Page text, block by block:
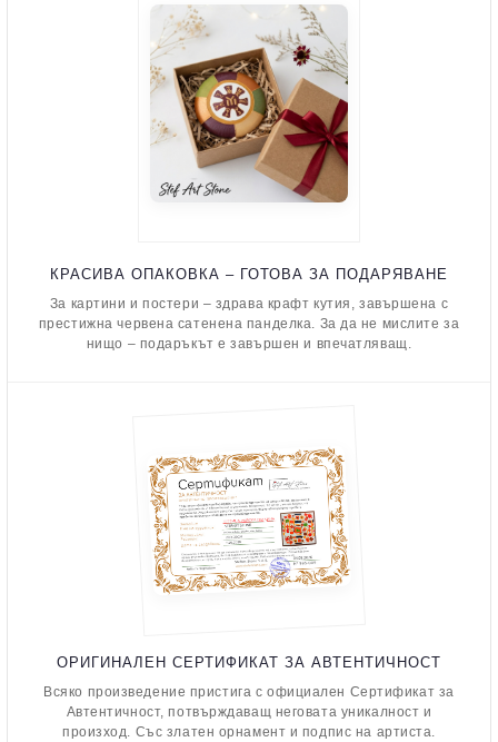
КРАСИВА ОПАКОВКА – ГОТОВА ЗА ПОДАРЯВАНЕ
За картини и постери – здрава крафт кутия, завършена с
престижна червена сатенена панделка. За да не мислите за
нищо – подаръкът е завършен и впечатляващ.
ОРИГИНАЛЕН СЕРТИФИКАТ ЗА АВТЕНТИЧНОСТ
Всяко произведение пристига с официален Сертификат за
Автентичност, потвърждаващ неговата уникалност и
произход. Със златен орнамент и подпис на артиста.